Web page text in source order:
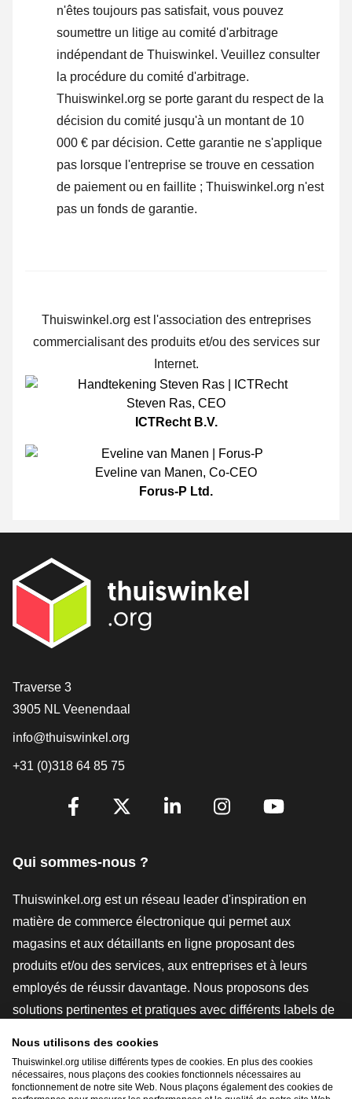
n'êtes toujours pas satisfait, vous pouvez
soumettre un litige au comité d'arbitrage
indépendant de Thuiswinkel. Veuillez consulter
la procédure du comité d'arbitrage.
Thuiswinkel.org se porte garant du respect de la
décision du comité jusqu'à un montant de 10
000 € par décision. Cette garantie ne s'applique
pas lorsque l'entreprise se trouve en cessation
de paiement ou en faillite ; Thuiswinkel.org n'est
pas un fonds de garantie.
Thuiswinkel.org est l'association des entreprises
commercialisant des produits et/ou des services sur
Internet.
Steven Ras, CEO
ICTRecht B.V.
Eveline van Manen, Co-CEO
Forus-P Ltd.
[_General:Contact]
Traverse 3
3905 NL Veenendaal
info@thuiswinkel.org
+31 (0)318 64 85 75
[_General:SocialMediaTitle]
Qui sommes-nous ?
Thuiswinkel.org est un réseau leader d'inspiration en
matière de commerce électronique qui permet aux
magasins et aux détaillants en ligne proposant des
produits et/ou des services, aux entreprises et à leurs
employés de réussir davantage. Nous proposons des
solutions pertinentes et pratiques avec différents labels de
études de marché, et nous disposons de notre propre
Nous utilisons des cookies
Thuiswinkel.org utilise différents types de cookies. En plus des cookies
nécessaires, nous plaçons des cookies fonctionnels nécessaires au
fonctionnement de notre site Web. Nous plaçons également des cookies de